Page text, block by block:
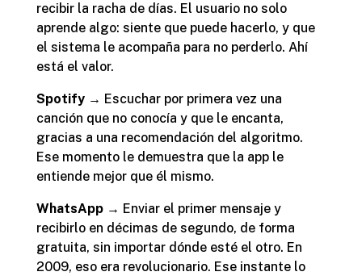
recibir la racha de días. El usuario no solo
aprende algo: siente que puede hacerlo, y que
el sistema le acompaña para no perderlo. Ahí
está el valor.
Spotify→ Escuchar por primera vez una
canción que no conocía y que le encanta,
gracias a una recomendación del algoritmo.
Ese momento le demuestra que la app le
entiende mejor que él mismo.
WhatsApp→ Enviar el primer mensaje y
recibirlo en décimas de segundo, de forma
gratuita, sin importar dónde esté el otro. En
2009, eso era revolucionario. Ese instante lo